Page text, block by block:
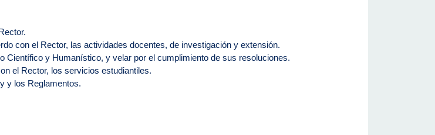
con el Rector, las actividades docentes, de investigación y extensión.
Científico y Humanístico, y velar por el cumplimiento de sus resoluciones.
el Rector, los servicios estudiantiles.
y los Reglamentos.